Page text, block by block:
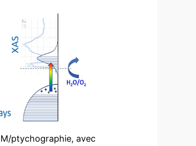
ptychographie, avec